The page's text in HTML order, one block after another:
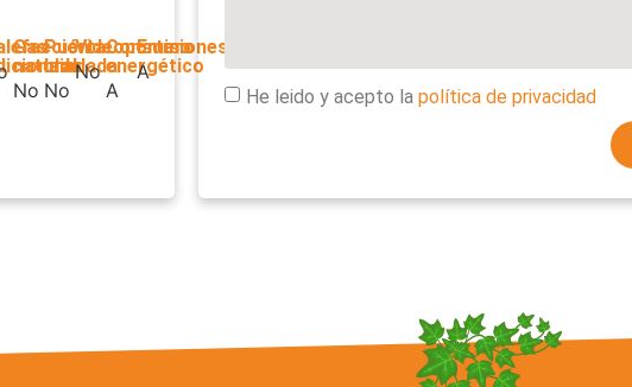
Gas
natural
No
Puerta
blindada
No
Videoportero
No
Consumo
energético
A
Emisiones
A
He leido y acepto la política de privacidad